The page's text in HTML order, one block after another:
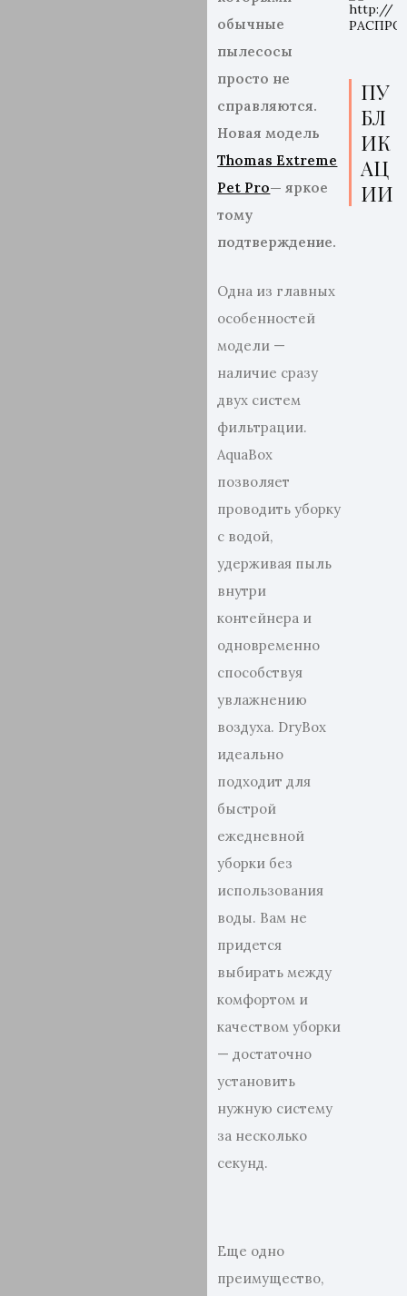
обычные
пылесосы
просто не
справляются.
Новая модель
Thomas Extreme
Pet Pro— яркое
тому
подтверждение.
Одна из главных
особенностей
модели —
наличие сразу
двух систем
фильтрации.
AquaBox
позволяет
проводить уборку
с водой,
удерживая пыль
внутри
контейнера и
одновременно
способствуя
увлажнению
воздуха. DryBox
идеально
подходит для
быстрой
ежедневной
уборки без
использования
воды. Вам не
придется
выбирать между
комфортом и
качеством уборки
— достаточно
установить
нужную систему
за несколько
секунд.
Еще одно
преимущество,
ПУ
БЛ
ИК
АЦ
ИИ